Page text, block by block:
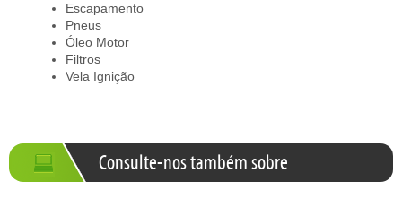
Escapamento
Pneus
Óleo Motor
Filtros
Vela Ignição
Consulte-nos também sobre